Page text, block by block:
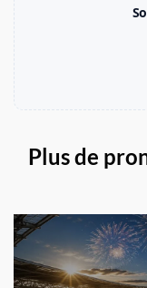
Plus de